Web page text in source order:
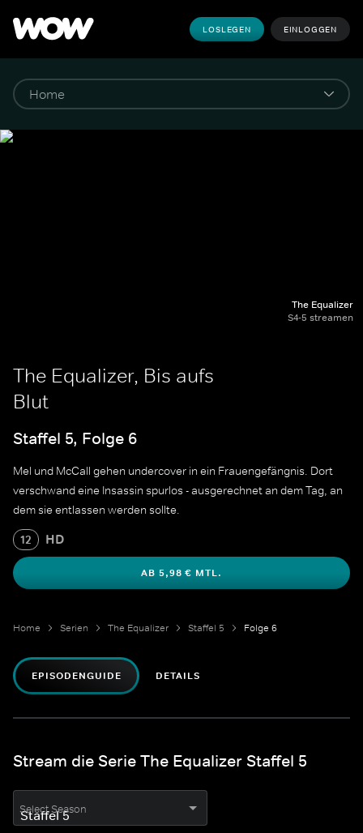
LOSLEGEN EINLOGGEN
The Equalizer
S4-5 streamen
The Equalizer, Bis aufs
Blut
Staffel 5, Folge 6
Mel und McCall gehen undercover in ein Frauengefängnis. Dort
verschwand eine Insassin spurlos - ausgerechnet an dem Tag, an
dem sie entlassen werden sollte.
12 HD
AB 5,98 € MTL.
Home Serien The Equalizer Staffel 5 Folge 6
EPISODENGUIDE DETAILS
Stream die Serie The Equalizer Staffel 5
Select Season